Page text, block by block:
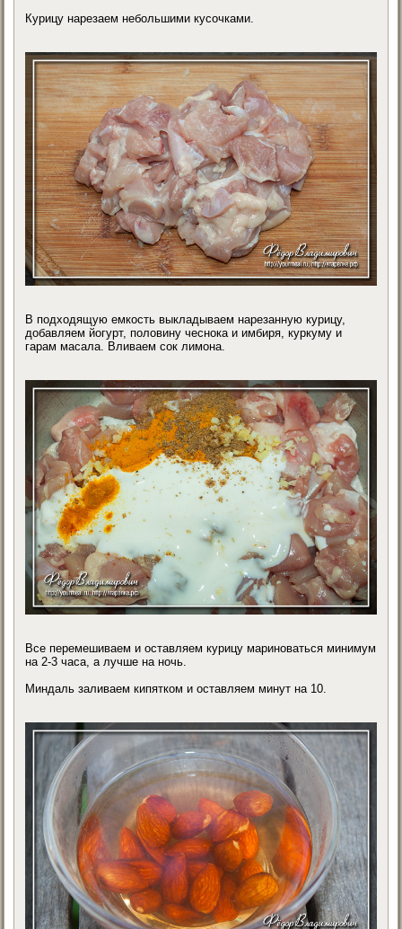
Курицу нарезаем небольшими кусочками.
В подходящую емкость выкладываем нарезанную курицу,
добавляем йогурт, половину чеснока и имбиря, куркуму и
гарам масала. Вливаем сок лимона.
Все перемешиваем и оставляем курицу мариноваться минимум
на 2-3 часа, а лучше на ночь.
Миндаль заливаем кипятком и оставляем минут на 10.